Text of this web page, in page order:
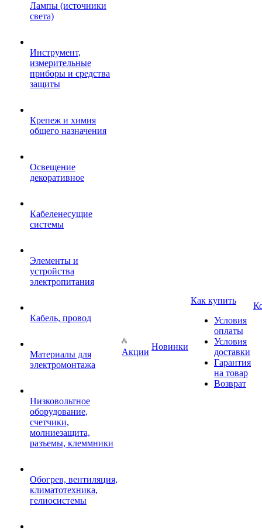
Лампы (источники
света)
Инструмент,
измерительные
приборы и средства
защиты
Крепеж и химия
общего назначения
Освещение
декоративное
Кабеленесущие
системы
Элементы и
устройства
электропитания
Кабель, провод
Материалы для
электромонтажа
Низковольтное
оборудование,
счетчики,
молниезащита,
разъемы, клеммники
Обогрев, вентиляция,
климатотехника,
гелиосистемы
Акции
Новинки
Как купить
Условия
оплаты
Условия
доставки
Гарантия
на товар
Возврат